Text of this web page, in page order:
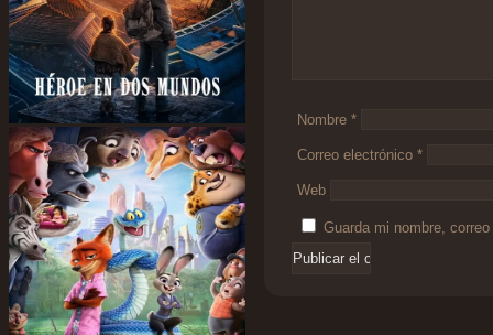
Nombre *
Correo electrónico *
Web
Guarda mi nombre,